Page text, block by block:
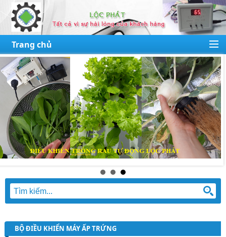
Trang chủ
BỘ ĐIỀU KHIỂN MÁY ẤP TRỨNG